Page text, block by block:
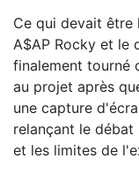
Ce qui devait
A$AP Rocky et le
finalement tourné
au projet après
une capture
relançant le
et les limites de